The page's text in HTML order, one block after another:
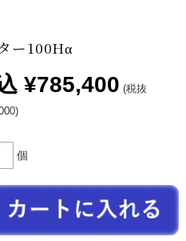
ー100Hα
¥785,400 (税抜
個